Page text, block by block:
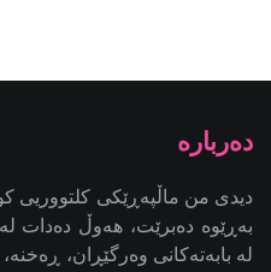
دیدی من ماڵپەڕێکی کلتووریی
بەڕێوە دەبرێت، هەوڵ دەدات
لە بابەتەکانی وەرگێڕان،